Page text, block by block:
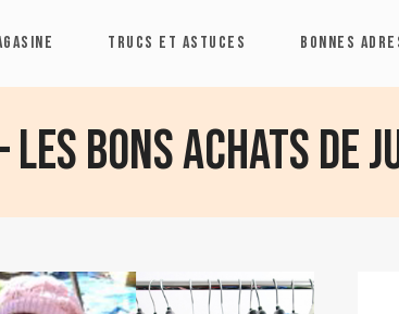
TRUCS ET ASTUCES BONNES
Les bons achats